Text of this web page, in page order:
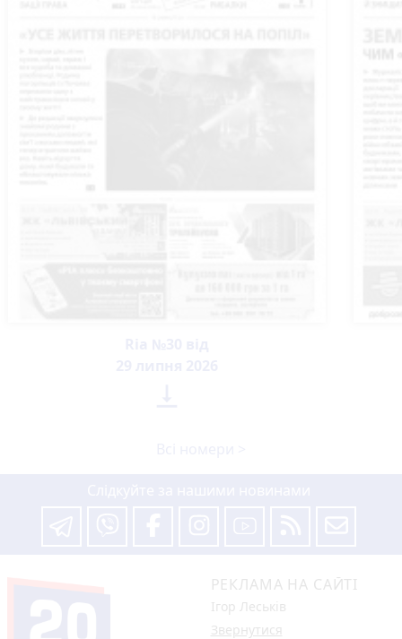
РЕКЛАМА НА САЙТІ
Ігор Леськів
Звернутися